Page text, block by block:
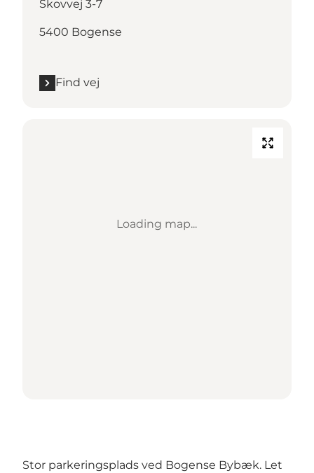
Skovvej 3-7
5400 Bogense
Find vej
Loading map...
Stor parkeringsplads ved Bogense Bybæk. Let